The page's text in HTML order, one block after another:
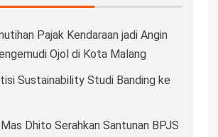
Pajak Kendaraan jadi Angin
Ojol di Kota Malang
Sustainability Studi Banding ke
Dhito Serahkan Santunan BPJS